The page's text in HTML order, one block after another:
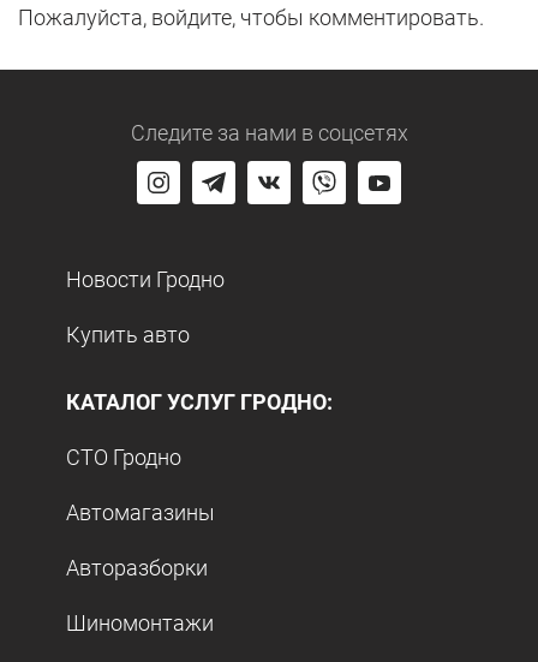
Пожалуйста, войдите, чтобы комментировать.
Следите за нами в соцсетях
Новости Гродно
Купить авто
КАТАЛОГ УСЛУГ ГРОДНО:
СТО Гродно
Автомагазины
Авторазборки
Шиномонтажи